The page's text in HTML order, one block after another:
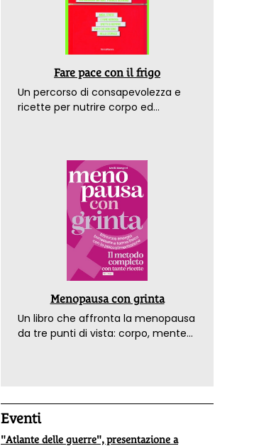
Fare pace con il frigo
Un percorso di consapevolezza e
ricette per nutrire corpo ed
Menopausa con grinta
Un libro che affronta la menopausa
da tre punti di vista: corpo, mente
Eventi
"Atlante delle guerre", presentazione a